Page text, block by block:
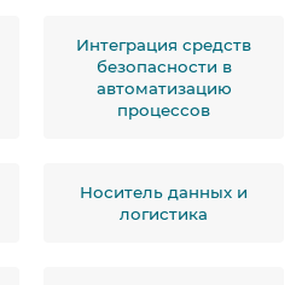
Интеграция средств
безопасности в
автоматизацию
процессов
Носитель данных и
логистика